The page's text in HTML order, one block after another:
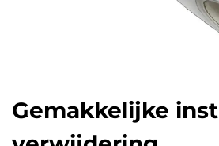
Gemakkelijke